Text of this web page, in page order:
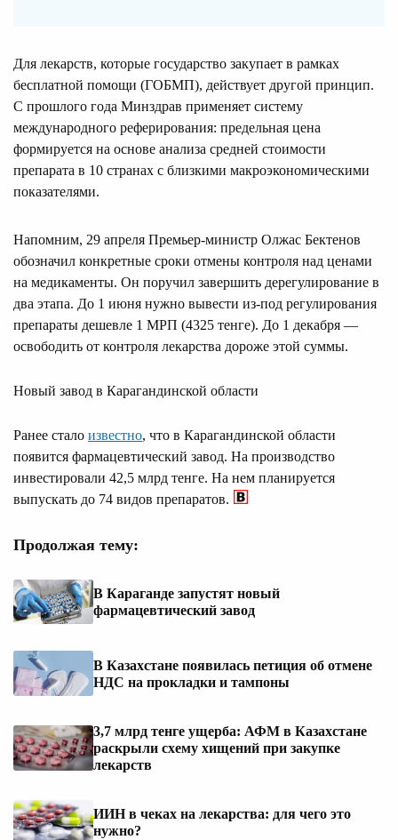
Для лекарств, которые государство закупает в рамках
бесплатной помощи (ГОБМП), действует другой принцип.
С прошлого года Минздрав применяет систему
международного реферирования: предельная цена
формируется на основе анализа средней стоимости
препарата в 10 странах с близкими макроэкономическими
показателями.
Напомним, 29 апреля Премьер‑министр Олжас Бектенов
обозначил конкретные сроки отмены контроля над ценами
на медикаменты. Он поручил завершить дерегулирование в
два этапа. До 1 июня нужно вывести из‑под регулирования
препараты дешевле 1 МРП (4325 тенге). До 1 декабря —
освободить от контроля лекарства дороже этой суммы.
Новый завод в Карагандинской области
Ранее стало известно, что в Карагандинской области
появится фармацевтический завод. На производство
инвестировали 42,5 млрд тенге. На нем планируется
выпускать до 74 видов препаратов.
Продолжая тему:
В Караганде запустят новый
фармацевтический завод
В Казахстане появилась петиция об отмене
НДС на прокладки и тампоны
3,7 млрд тенге ущерба: АФМ в Казахстане
раскрыли схему хищений при закупке
лекарств
ИИН в чеках на лекарства: для чего это
нужно?